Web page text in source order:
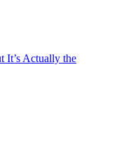
It’s Actually the